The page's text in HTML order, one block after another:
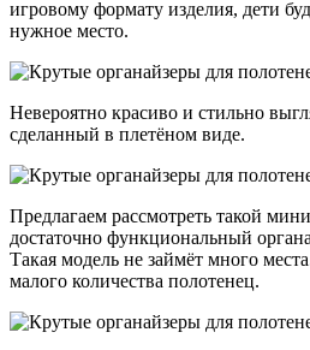
игровому формату изделия, дети
нужное место.
Невероятно красиво и стильно
сделанный в плетёном виде.
Предлагаем рассмотреть такой
достаточно функциональный
Такая модель не займёт много
малого количества полотенец.